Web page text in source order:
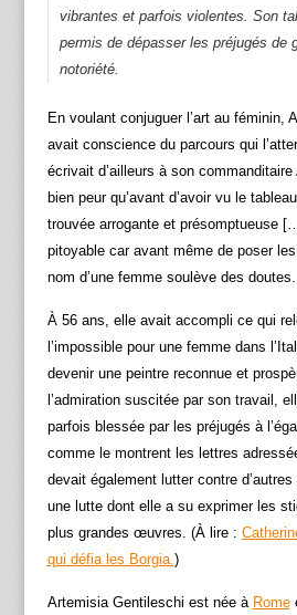
vibrantes et parfois violentes. Son
permis de dépasser les préjugés de
notoriété.
En voulant conjuguer l’art au féminin,
avait conscience du parcours qui
écrivait d’ailleurs à son commanditaire
bien peur qu’avant d’avoir vu le
trouvée arrogante et présomptueuse
pitoyable car avant même de poser
nom d’une femme soulève des
À 56 ans, elle avait accompli ce qui
l’impossible pour une femme dans
devenir une peintre reconnue et
l’admiration suscitée par son travail,
parfois blessée par les préjugés à
comme le montrent les lettres
devait également lutter contre
une lutte dont elle a su exprimer les
plus grandes œuvres. (À lire :
qui défia les Borgia.)
Artemisia Gentileschi est née à Rome